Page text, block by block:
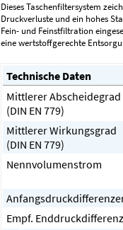
Dieses Taschenfiltersystem
Druckverluste und ein hohes
Fein- und Feinstfiltration
eine wertstoffgerechte
Technische Daten
Mittlerer Abscheidegrad
(DIN EN 779)
Mittlerer Wirkungsgrad
(DIN EN 779)
Nennvolumenstrom
Empf. Enddruckdifferenz